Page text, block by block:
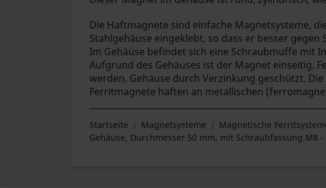
Die Haftmagnete sind einfache Magnetsysteme,
Stahlgehäuse eingeklebt, so dass er besser gegen
Im Gehäuse befindet sich eine Schraubmuffe mit
Aufgrund des Gehäuses ist der Magnet einseitig.
werden. Gehäuse durch Verzinkung geschützt.
Ferritmagnete haften an metallischen
Startseite Magnetsysteme Magnetische
Gehäuse, Durchmesser 50 mm, mit Schraubfassung M8